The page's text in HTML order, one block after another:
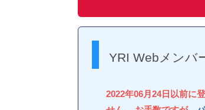
YRI Webメンバ
2022年06月24日以前に